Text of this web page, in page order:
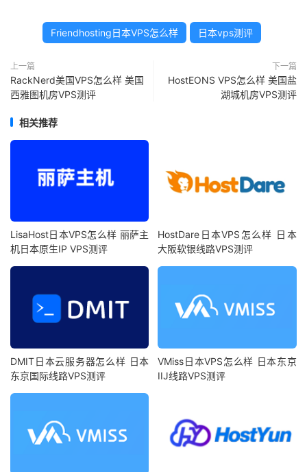
Friendhosting日本VPS怎么样 日本vps测评
上一篇
RackNerd美国VPS怎么样 美国
西雅图机房VPS测评
下一篇
HostEONS VPS怎么样 美国盐
湖城机房VPS测评
相关推荐
LisaHost日本VPS怎么样 丽萨主
机日本原生IP VPS测评
HostDare日本VPS怎么样 日本
大阪软银线路VPS测评
DMIT日本云服务器怎么样 日本
东京国际线路VPS测评
VMiss日本VPS怎么样 日本东京
IIJ线路VPS测评